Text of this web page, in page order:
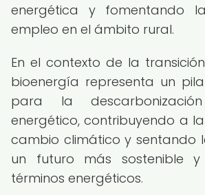
energética y fomentando
empleo en el ámbito rural.
En el contexto de la
bioenergía representa un
para la
energético, contribuyendo a
cambio climático y sentando
un futuro más sostenible
términos energéticos.